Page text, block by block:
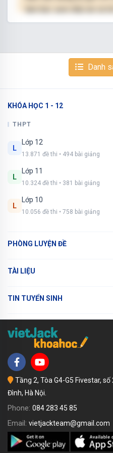
làm bài, xem đáp án và
hạn.
Xem tiếp với
Còn 9/15 câu hỏi,
Bạn cần đăng ký gói
làm bài, xem đáp án
Danh
KHÓA HỌC 1 - 12
THPT
L
Lớp 12
13.871 đề thi • 494 bài giảng
L
Lớp 11
10.324 đề thi • 381 bài giảng
L
Lớp 10
10.056 đề thi • 758 bài giảng
PHÒNG LUYỆN ĐỀ
TÀI LIỆU
TIN TUYỂN SINH
Tầng 2, Tòa G4-G5 Fivestar,
Đình, Hà Nội.
Phone: 084 283 45 85
Email: vietjackteam@gmail.com